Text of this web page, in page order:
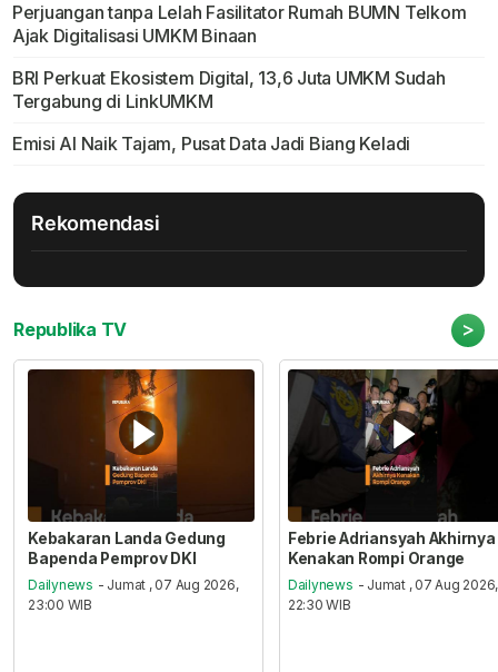
Perjuangan tanpa Lelah Fasilitator Rumah BUMN Telkom
Ajak Digitalisasi UMKM Binaan
BRI Perkuat Ekosistem Digital, 13,6 Juta UMKM Sudah
Tergabung di LinkUMKM
Emisi AI Naik Tajam, Pusat Data Jadi Biang Keladi
Rekomendasi
Republika TV >
Kebakaran Landa Gedung
Bapenda Pemprov DKI
Dailynews - Jumat , 07 Aug 2026,
23:00 WIB
Febrie Adriansyah Akhirnya
Kenakan Rompi Orange
Dailynews - Jumat , 07 Aug 2026,
22:30 WIB